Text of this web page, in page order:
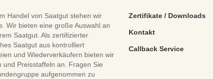
Handel von Saatgut stehen wir
Wir bieten eine große Auswahl an
Saatgut. Als zertifizierter
Saatgut aus kontrolliert
und Wiederverkäufern bieten wir
Preisstaffeln an. Fragen Sie
aufgenommen zu
Zertifikate / Downloads
Kontakt
Callback Service